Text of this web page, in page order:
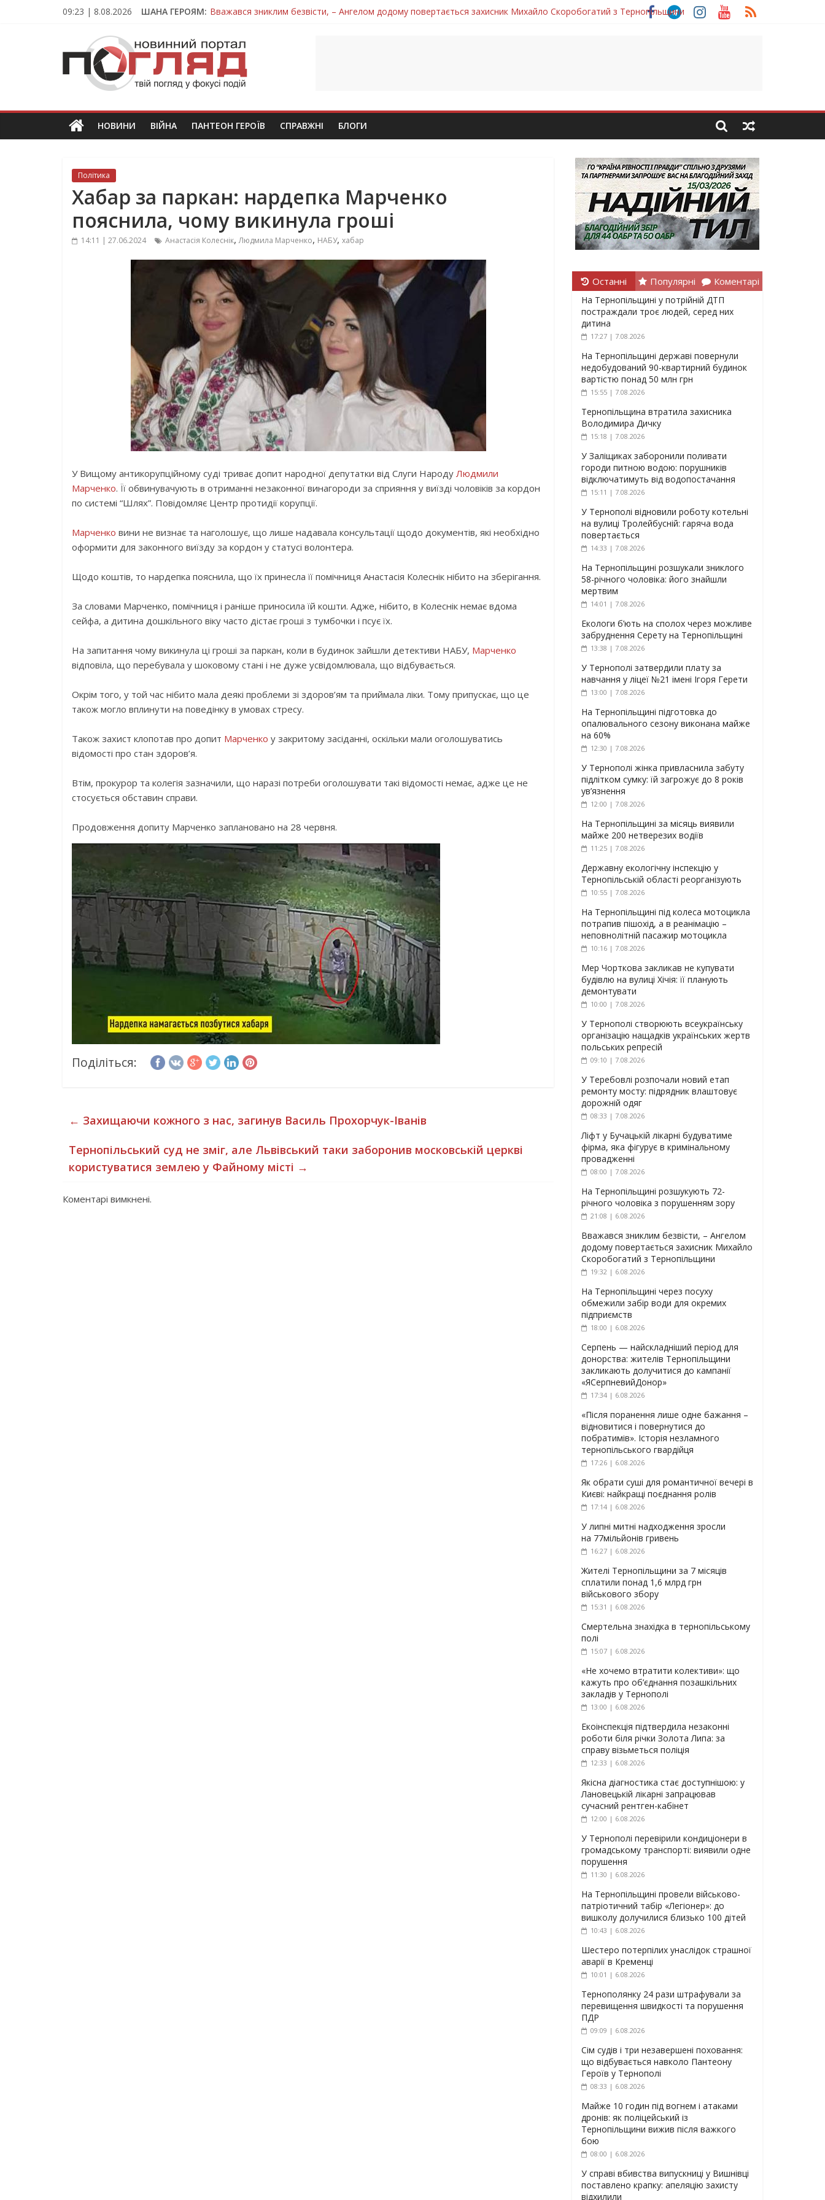
09:23 | 8.08.2026 ШАНА ГЕРОЯМ: Вважався зниклим безвісти, – Ангелом додому повертається захисник Михайло Скоробогатий з Тернопільщини
Тернопільщина втратила захисника Володимира Вельму
Захисник з Тернопільщини Петро Федів повертається до рідного дому «на щиті»
Тернопільщина втратила захисника Володимира Дичку
ПОГЛЯД
Новини
Тернополя.
новини
та
НОВИНИ ВІЙНА ПАНТЕОН ГЕРОЇВ СПРАВЖНІ БЛОГИ
Політика
Хабар за паркан: нардепка Марченко
пояснила, чому викинула гроші
14:11 | 27.06.2024 Анастасія Колеснік,Людмила Марченко, НАБУ, хабар
У Вищому антикорупційному суді триває допит народної депутатки від Слуги Народу Людмили
Марченко. Її обвинувачують в отриманні незаконної винагороди за сприяння у виїзді чоловіків за кордон
по системі “Шлях”. Повідомляє Центр протидії корупції.
Марченко вини не визнає та наголошує, що лише надавала консультації щодо документів, які необхідно
оформити для законного виїзду за кордон у статусі волонтера.
Щодо коштів, то нардепка пояснила, що їх принесла її помічниця Анастасія Колеснік нібито на зберігання.
За словами Марченко, помічниця і раніше приносила їй кошти. Адже, нібито, в Колеснік немає вдома
сейфа, а дитина дошкільного віку часто дістає гроші з тумбочки і псує їх.
На запитання чому викинула ці гроші за паркан, коли в будинок зайшли детективи НАБУ, Марченко
відповіла, що перебувала у шоковому стані і не дуже усвідомлювала, що відбувається.
Окрім того, у той час нібито мала деякі проблеми зі здоров’ям та приймала ліки. Тому припускає, що це
також могло вплинути на поведінку в умовах стресу.
Також захист клопотав про допит Марченко у закритому засіданні, оскільки мали оголошуватись
відомості про стан здоров’я.
Втім, прокурор та колегія зазначили, що наразі потреби оголошувати такі відомості немає, адже це не
стосується обставин справи.
Продовження допиту Марченко заплановано на 28 червня.
Поділіться:
← Захищаючи кожного з нас, загинув Василь Прохорчук-Іванів
Тернопільський суд не зміг, але Львівський таки заборонив московській церкві
користуватися землею у Файному місті →
Коментарі вимкнені.
Останні Популярні Коментарі
На Тернопільщині у потрійній ДТП
постраждали троє людей, серед них
дитина
17:27 | 7.08.2026
На Тернопільщині державі повернули
недобудований 90-квартирний будинок
вартістю понад 50 млн грн
15:55 | 7.08.2026
Тернопільщина втратила захисника
Володимира Дичку
15:18 | 7.08.2026
У Заліщиках заборонили поливати
городи питною водою: порушників
відключатимуть від водопостачання
15:11 | 7.08.2026
У Тернополі відновили роботу котельні
на вулиці Тролейбусній: гаряча вода
повертається
14:33 | 7.08.2026
На Тернопільщині розшукали зниклого
58-річного чоловіка: його знайшли
мертвим
14:01 | 7.08.2026
Екологи б’ють на сполох через можливе
забруднення Серету на Тернопільщині
13:38 | 7.08.2026
У Тернополі затвердили плату за
навчання у ліцеї №21 імені Ігоря Герети
13:00 | 7.08.2026
На Тернопільщині підготовка до
опалювального сезону виконана майже
на 60%
12:30 | 7.08.2026
У Тернополі жінка привласнила забуту
підлітком сумку: їй загрожує до 8 років
ув’язнення
12:00 | 7.08.2026
На Тернопільщині за місяць виявили
майже 200 нетверезих водіїв
11:25 | 7.08.2026
Державну екологічну інспекцію у
Тернопільській області реорганізують
10:55 | 7.08.2026
На Тернопільщині під колеса мотоцикла
потрапив пішохід, а в реанімацію –
неповнолітній пасажир мотоцикла
10:16 | 7.08.2026
Мер Чорткова закликав не купувати
будівлю на вулиці Хічія: її планують
демонтувати
10:00 | 7.08.2026
У Тернополі створюють всеукраїнську
організацію нащадків українських жертв
польських репресій
09:10 | 7.08.2026
У Теребовлі розпочали новий етап
ремонту мосту: підрядник влаштовує
дорожній одяг
08:33 | 7.08.2026
Ліфт у Бучацькій лікарні будуватиме
фірма, яка фігурує в кримінальному
провадженні
08:00 | 7.08.2026
На Тернопільщині розшукують 72-
річного чоловіка з порушенням зору
21:08 | 6.08.2026
Вважався зниклим безвісти, – Ангелом
додому повертається захисник Михайло
Скоробогатий з Тернопільщини
19:32 | 6.08.2026
На Тернопільщині через посуху
обмежили забір води для окремих
підприємств
18:00 | 6.08.2026
Серпень — найскладніший період для
донорства: жителів Тернопільщини
закликають долучитися до кампанії
«ЯСерпневийДонор»
17:34 | 6.08.2026
«Після поранення лише одне бажання –
відновитися і повернутися до
побратимів». Історія незламного
тернопільського гвардійця
17:26 | 6.08.2026
Як обрати суші для романтичної вечері в
Києві: найкращі поєднання ролів
17:14 | 6.08.2026
У липні митні надходження зросли
на 77мільйонів гривень
16:27 | 6.08.2026
Жителі Тернопільщини за 7 місяців
сплатили понад 1,6 млрд грн
військового збору
15:31 | 6.08.2026
Смертельна знахідка в тернопільському
полі
15:07 | 6.08.2026
«Не хочемо втратити колективи»: що
кажуть про об’єднання позашкільних
закладів у Тернополі
13:00 | 6.08.2026
Екоінспекція підтвердила незаконні
роботи біля річки Золота Липа: за
справу візьметься поліція
12:33 | 6.08.2026
Якісна діагностика стає доступнішою: у
Лановецькій лікарні запрацював
сучасний рентген-кабінет
12:00 | 6.08.2026
У Тернополі перевірили кондиціонери в
громадському транспорті: виявили одне
порушення
11:30 | 6.08.2026
На Тернопільщині провели військово-
патріотичний табір «Легіонер»: до
вишколу долучилися близько 100 дітей
10:43 | 6.08.2026
Шестеро потерпілих унаслідок страшної
аварії в Кременці
10:01 | 6.08.2026
Тернополянку 24 рази штрафували за
перевищення швидкості та порушення
ПДР
09:09 | 6.08.2026
Сім судів і три незавершені поховання:
що відбувається навколо Пантеону
Героїв у Тернополі
08:33 | 6.08.2026
Майже 10 годин під вогнем і атаками
дронів: як поліцейський із
Тернопільщини вижив після важкого
бою
08:00 | 6.08.2026
У справі вбивства випускниці у Вишнівці
поставлено крапку: апеляцію захисту
відхилили